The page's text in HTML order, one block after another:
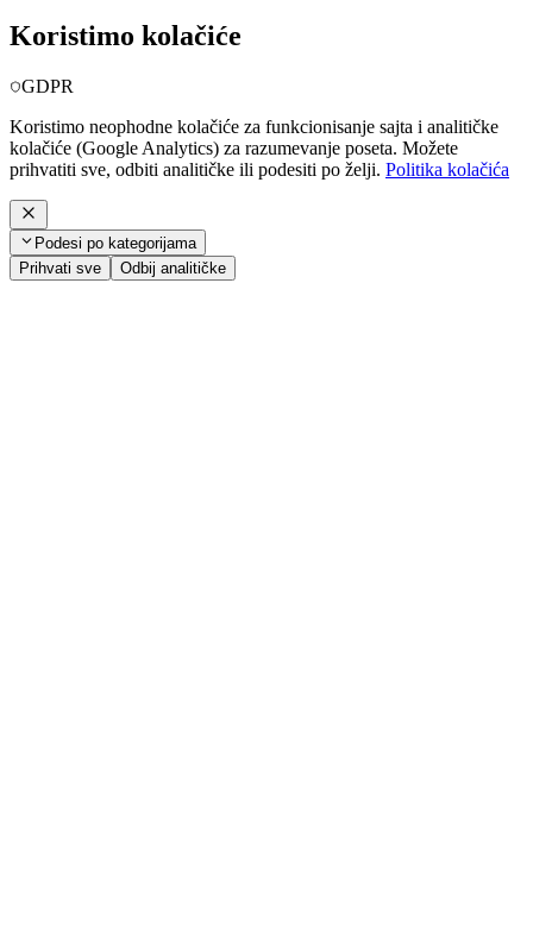
Koristimo kolačiće
GDPR
Koristimo neophodne kolačiće za funkcionisanje sajta i analitičke
kolačiće (Google Analytics) za razumevanje poseta. Možete
prihvatiti sve, odbiti analitičke ili podesiti po želji. Politika kolačića
Podesi po kategorijama
Prihvati sve
Odbij analitičke